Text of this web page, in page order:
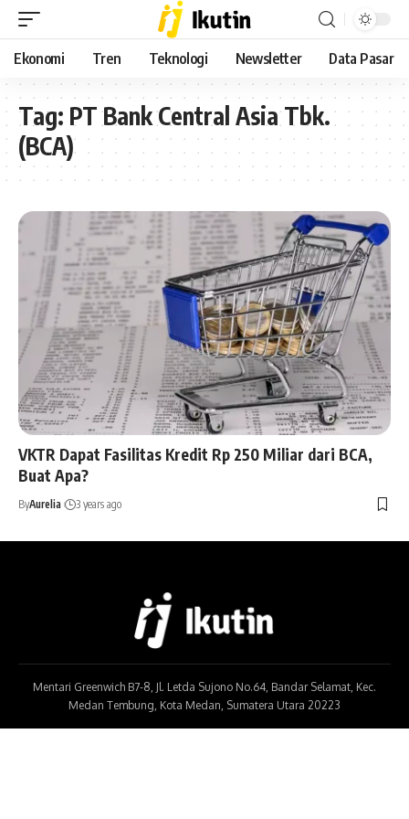
Ekonomi Tren Teknologi Newsletter Data Pasar
Tag: PT Bank Central Asia Tbk.
(BCA)
VKTR Dapat Fasilitas Kredit Rp 250 Miliar dari BCA,
Buat Apa?
ByAurelia 3 years ago
Mentari Greenwich B7-8, Jl. Letda Sujono No.64, Bandar Selamat, Kec.
Medan Tembung, Kota Medan, Sumatera Utara 20223